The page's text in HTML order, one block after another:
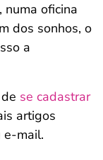
numa oficina
dos sonhos, o
a
se cadastrar
artigos
e-mail.